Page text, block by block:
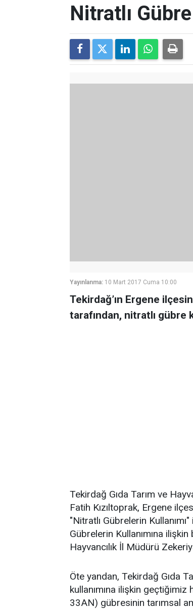
Nitratlı Gübre
Yayınlanma: 10 Mart 2017 Cuma 10:00
Tekirdağ’ın Ergene
tarafından, nitratlı gübre
Tekirdağ Gıda Tarım ve
Fatih Kızıltoprak, Ergene
"Nitratlı Gübrelerin
Gübrelerin Kullanımına
Hayvancılık İl Müdürü
Öte yandan, Tekirdağ Gıda
kullanımına ilişkin
33AN) gübresinin tarımsal